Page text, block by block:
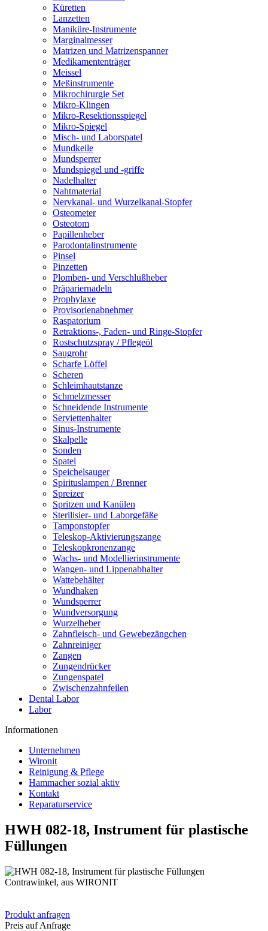
Küretten
Lanzetten
Maniküre-Instrumente
Marginalmesser
Matrizen und Matrizenspanner
Medikamententräger
Meissel
Meßinstrumente
Mikrochirurgie Set
Mikro-Klingen
Mikro-Resektionsspiegel
Mikro-Spiegel
Misch- und Laborspatel
Mundkeile
Mundsperrer
Mundspiegel und -griffe
Nadelhalter
Nahtmaterial
Nervkanal- und Wurzelkanal-Stopfer
Osteometer
Osteotom
Papillenheber
Parodontalinstrumente
Pinsel
Pinzetten
Plomben- und Verschlußheber
Präpariernadeln
Prophylaxe
Provisorienabnehmer
Raspatorium
Retraktions-, Faden- und Ringe-Stopfer
Rostschutzspray / Pflegeöl
Saugrohr
Scharfe Löffel
Scheren
Schleimhautstanze
Schmelzmesser
Schneidende Instrumente
Serviettenhalter
Sinus-Instrumente
Skalpelle
Sonden
Spatel
Speichelsauger
Spirituslampen / Brenner
Spreizer
Spritzen und Kanülen
Sterilisier- und Laborgefäße
Tamponstopfer
Teleskop-Aktivierungszange
Teleskopkronenzange
Wachs- und Modellierinstrumente
Wangen- und Lippenabhalter
Wattebehälter
Wundhaken
Wundsperrer
Wundversorgung
Wurzelheber
Zahnfleisch- und Gewebezängchen
Zahnreiniger
Zangen
Zungendrücker
Zungenspatel
Zwischenzahnfeilen
Dental Labor
Labor
Informationen
Unternehmen
Wironit
Reinigung & Pflege
Hammacher sozial aktiv
Kontakt
Reparaturservice
HWH 082-18, Instrument für plastische
Füllungen
Contrawinkel, aus WIRONIT
Produkt anfragen
Preis auf Anfrage